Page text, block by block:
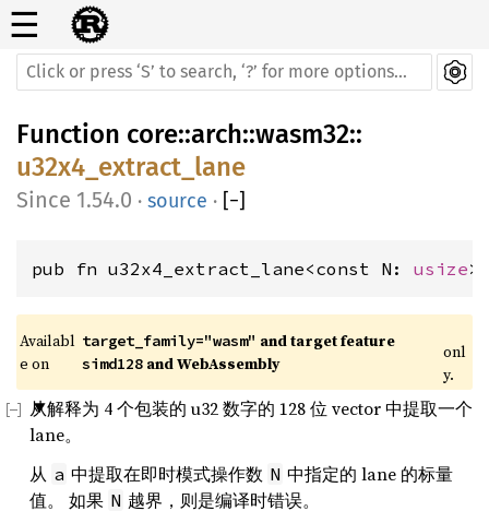
☰
Function core::arch::wasm32::
u32x4_extract_lane
1.54.0 · source · [−]
pub fn u32x4_extract_lane<const N: usize
Availabl
e on
target_family="wasm" and target feature
simd128 and WebAssembly
onl
y.
从解释为 4 个包装的 u32 数字的 128 位 vector 中提取一个
lane。
从 a 中提取在即时模式操作数 N 中指定的 lane 的标量
值。 如果 N 越界，则是编译时错误。